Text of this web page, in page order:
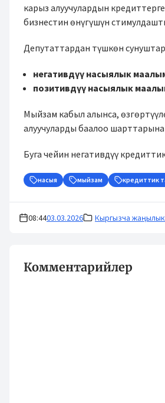
карыз алуучулардын
бизнестин өнүгүшүн
Депутаттардан түшкөн
негативдүү насыялык
позитивдүү насыялык
Мыйзам кабыл алынса,
алуучуларды баалоо шарттарына
Буга чейин негативдүү
насыя мыйзам кредиттик
08:4403.03.2026 Кыргызча
Комментарийлер